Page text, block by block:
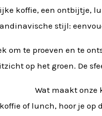
koffie, een ontbijtje,
stijl:
om te proeven en te
op het groen. De
Wat maakt onze
of lunch, hoor je